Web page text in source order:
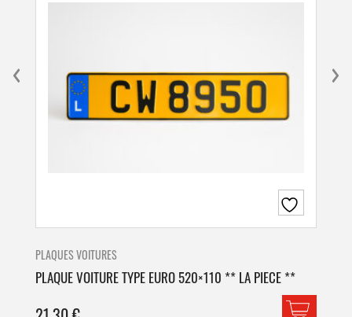
PLAQUES VOITURES
PLAQUE VOITURE TYPE EURO 520×110 ** LA PIECE **